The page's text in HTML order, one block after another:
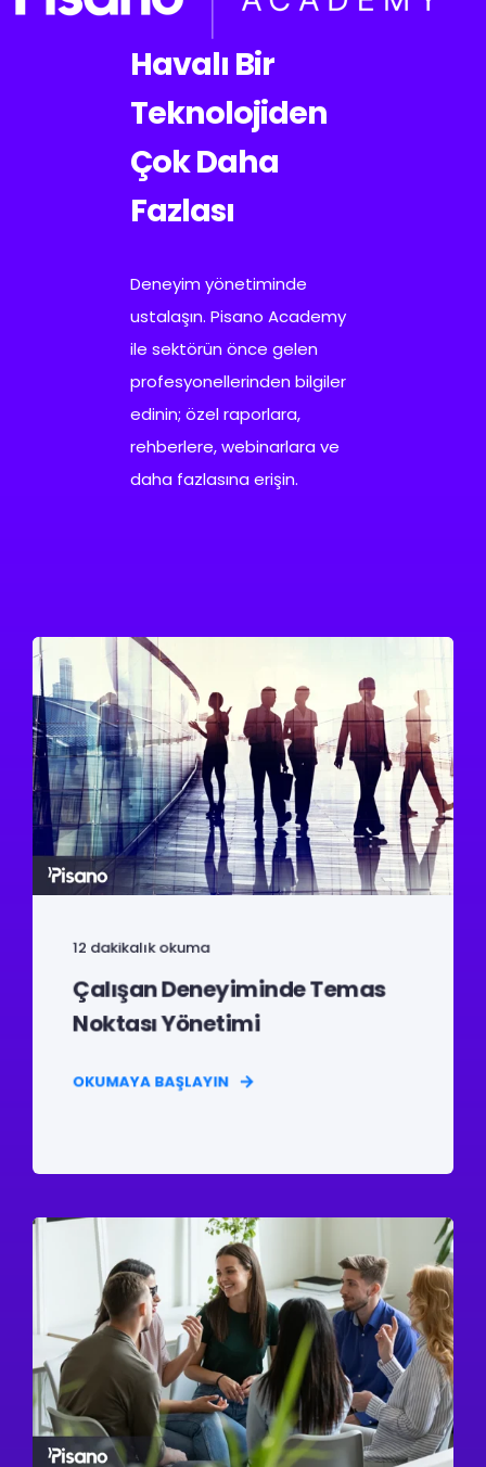
Havalı Bir
Teknolojiden
Çok Daha
Fazlası
Deneyim yönetiminde
ustalaşın. Pisano Academy
ile sektörün önce gelen
profesyonellerinden bilgiler
edinin; özel raporlara,
rehberlere, webinarlara ve
daha fazlasına erişin.
12 dakikalık okuma
Çalışan Deneyiminde Temas
Noktası Yönetimi
OKUMAYA BAŞLAYIN